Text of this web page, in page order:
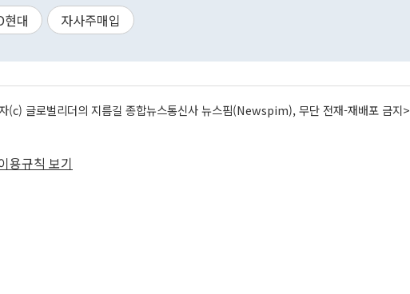
현대 자사주매입
(c) 글로벌리더의 지름길 종합뉴스통신사 뉴스핌(Newspim), 무단 전재-재배포 금지>
용규칙 보기